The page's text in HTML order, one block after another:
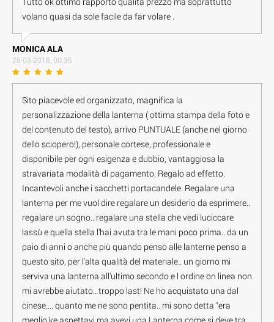
volano quasi da sole facile da far volare .
M O N I C A A L A
26-03-2018, 00:35
Sito piacevole ed organizzato, magnifica la
personalizzazione della lanterna ( ottima stampa della foto e
del contenuto del testo), arrivo PUNTUALE (anche nel giorno
dello sciopero!), personale cortese, professionale e
disponibile per ogni esigenza e dubbio, vantaggiosa la
stravariata modalità di pagamento. Regalo ad effetto.
Incantevoli anche i sacchetti portacandele. Regalare una
lanterna per me vuol dire regalare un desiderio da esprimere..
regalare un sogno.. regalare una stella che vedi luciccare
lassù e quella stella l'hai avuta tra le mani poco prima.. da un
paio di anni o anche più quando penso alle lanterne penso a
questo sito, per l'alta qualità del materiale.. un giorno mi
serviva una lanterna all'ultimo secondo e l ordine on linea non
mi avrebbe aiutato.. troppo last! Ne ho acquistato una dal
cinese.... quanto me ne sono pentita.. mi sono detta "era